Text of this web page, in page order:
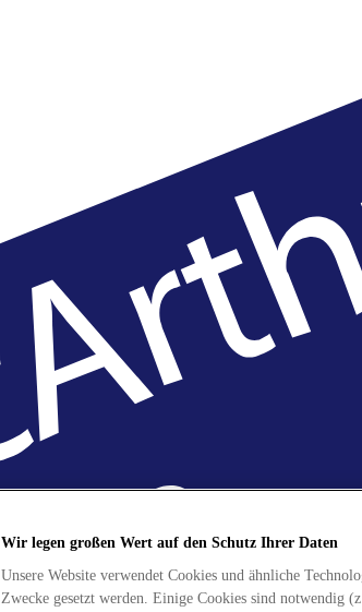
Wir legen großen Wert auf den Schutz Ihrer Daten
Unsere Website verwendet Cookies und ähnliche
Zwecke gesetzt werden. Einige Cookies sind notwendig